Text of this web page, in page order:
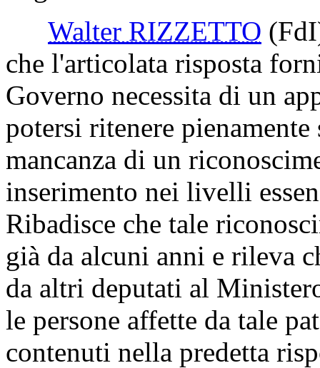
Walter RIZZETTO
che l'articolata risposta
Governo necessita di un
potersi ritenere
mancanza di un
inserimento nei livelli
Ribadisce che tale
già da alcuni anni e rileva
da altri deputati al
le persone affette da tale
contenuti nella predetta